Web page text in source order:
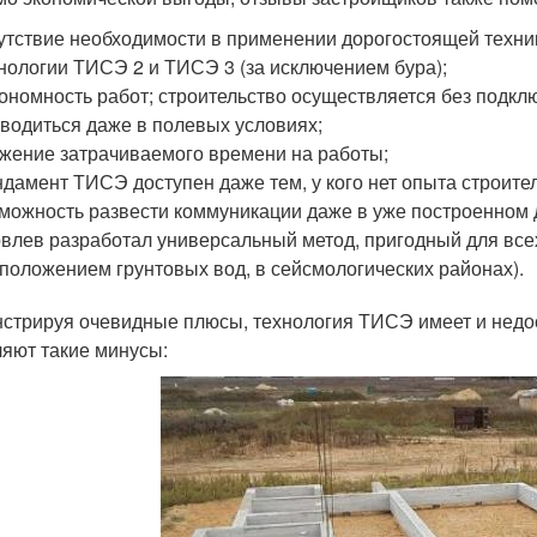
необходимости в применении дорогостоящей
ТИСЭ 2 и ТИСЭ 3 (за исключением бура);
работ; строительство осуществляется без
даже в полевых условиях;
затрачиваемого времени на работы;
ТИСЭ доступен даже тем, у кого нет опыта
развести коммуникации даже в уже построенном
разработал универсальный метод, пригодный для
грунтовых вод, в сейсмологических районах).
очевидные плюсы, технология ТИСЭ имеет и
такие минусы: